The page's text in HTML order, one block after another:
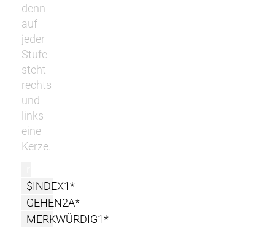
denn
auf
jeder
Stufe
steht
rechts
und
links
eine
Kerze.
$INDEX1*
GEHEN2A*
MERKWÜRDIG1*